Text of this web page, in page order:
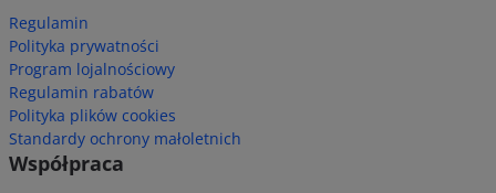
Regulamin
Polityka prywatności
Program lojalnościowy
Regulamin rabatów
Polityka plików cookies
Standardy ochrony małoletnich
Współpraca